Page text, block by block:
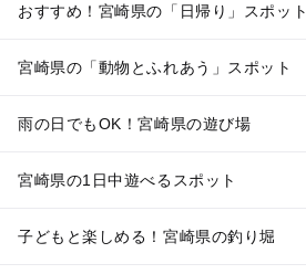
おすすめ！宮崎県の「日帰り」スポット
宮崎県の「動物とふれあう」スポット
雨の日でもOK！宮崎県の遊び場
宮崎県の1日中遊べるスポット
子どもと楽しめる！宮崎県の釣り堀